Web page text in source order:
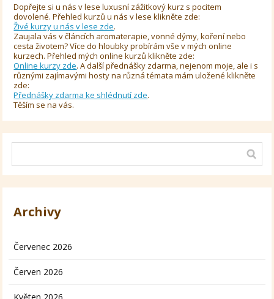
Dopřejte si u nás v lese luxusní zážitkový kurz s pocitem
dovolené. Přehled kurzů u nás v lese klikněte zde:
Živé kurzy u nás v lese zde.
Zaujala vás v článcích aromaterapie, vonné dýmy, koření nebo
cesta životem? Více do hloubky probírám vše v mých online
kurzech. Přehled mých online kurzů klikněte zde:
Online kurzy zde. A další přednášky zdarma, nejenom moje, ale i s
různými zajímavými hosty na různá témata mám uložené klikněte
zde:
Přednášky zdarma ke shlédnutí zde.
Těším se na vás.
Archivy
Červenec 2026
Červen 2026
Květen 2026